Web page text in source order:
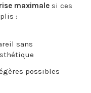
maximale si ces
:
sans
possibles